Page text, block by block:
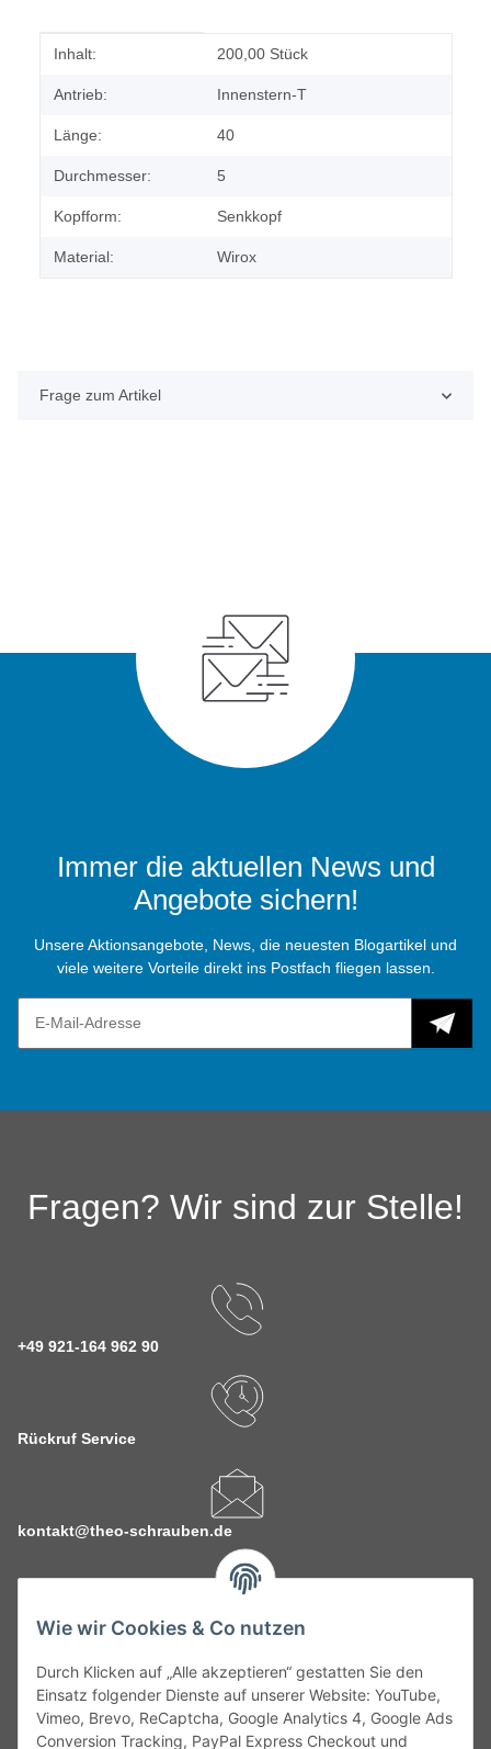
Wie wir Cookies & Co nutzen
Durch Klicken auf „Alle akzeptieren“ gestatten Sie den
Einsatz folgender Dienste auf unserer Website: YouTube,
Vimeo, Brevo, ReCaptcha, Google Analytics 4, Google Ads
Conversion Tracking, PayPal Express Checkout und
Produkteigenschaft
Wert
Inhalt: 200,00 Stück
Antrieb: Innenstern-T
Länge: 40
Durchmesser: 5
Kopfform: Senkkopf
Material: Wirox
Frage zum Artikel
Immer die aktuellen News und
Angebote sichern!
Unsere Aktionsangebote, News, die neuesten Blogartikel und
viele weitere Vorteile direkt ins Postfach fliegen lassen.
Fragen? Wir sind zur Stelle!
+49 921-164 962 90
Rückruf Service
kontakt@theo-schrauben.de
Service
Gesetzliche Informationen